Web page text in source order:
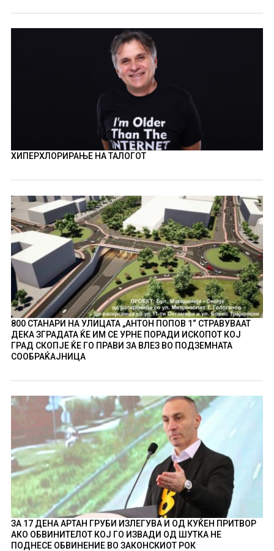
ХИПЕРХЛОРИРАЊЕ НА ТАЛОГОТ
800 СТАНАРИ НА УЛИЦАТА „АНТОН ПОПОВ 1“ СТРАВУВААТ
ДЕКА ЗГРАДАТА ЌЕ ИМ СЕ УРНЕ ПОРАДИ ИСКОПОТ КОЈ
ГРАД СКОПЈЕ ЌЕ ГО ПРАВИ ЗА ВЛЕЗ ВО ПОДЗЕМНАТА
СООБРАЌАЈНИЦА
ЗА 17 ДЕНА АРТАН ГРУБИ ИЗЛЕГУВА И ОД КУЌЕН ПРИТВОР
АКО ОБВИНИТЕЛОТ КОЈ ГО ИЗВАДИ ОД ШУТКА НЕ
ПОДНЕСЕ ОБВИНЕНИЕ ВО ЗАКОНСКИОТ РОК